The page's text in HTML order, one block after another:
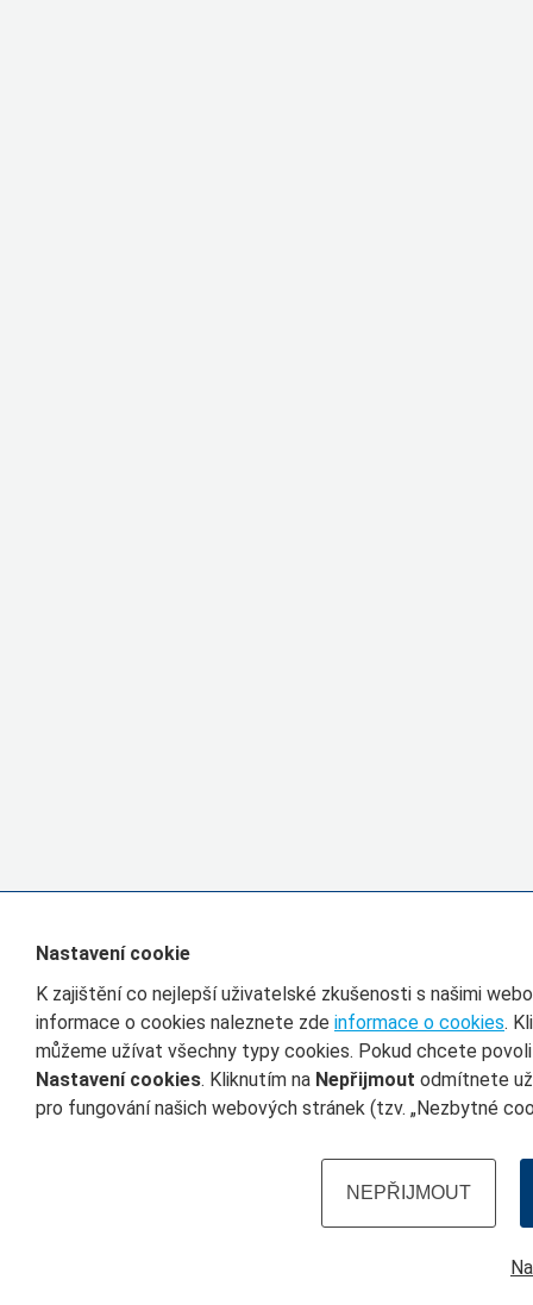
Nastavení cookie
K zajištění co nejlepší uživatelské zkušenosti s našimi
informace o cookies naleznete zde informace o cookies.
můžeme užívat všechny typy cookies. Pokud chcete
Nastavení cookies. Kliknutím na Nepřijmout odmítnete
pro fungování našich webových stránek (tzv. „Nezbytné
NEPŘIJMOUT